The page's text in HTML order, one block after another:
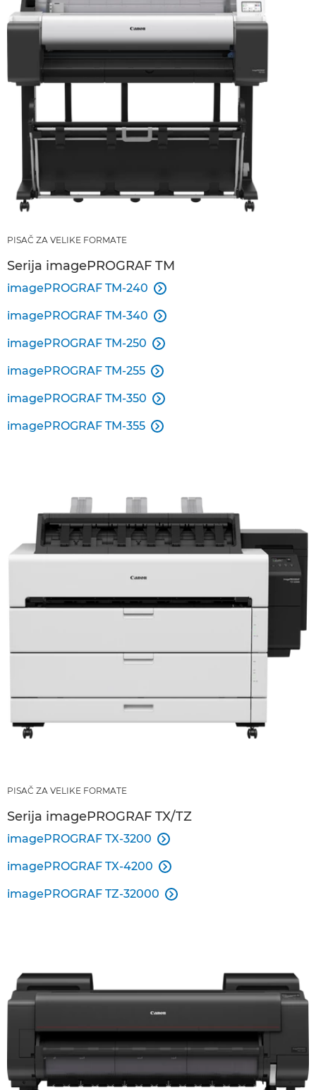
PISAČ ZA VELIKE FORMATE
Serija imagePROGRAF TM
imagePROGRAF TM-240 
imagePROGRAF TM-340 
imagePROGRAF TM-250 
imagePROGRAF TM-255 
imagePROGRAF TM-350 
imagePROGRAF TM-355 
PISAČ ZA VELIKE FORMATE
Serija imagePROGRAF TX/TZ
imagePROGRAF TX-3200 
imagePROGRAF TX-4200 
imagePROGRAF TZ-32000 